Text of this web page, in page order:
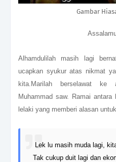
Gambar
Alhamdulilah masih lagi
ucapkan syukur atas nikmat
kita.Marilah berselawat ke
Muhammad saw. Ramai
lelaki yang memberi alasan
Lek lu masih muda lagi,
Tak cukup duit lagi dan